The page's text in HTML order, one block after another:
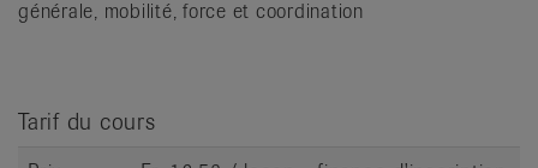
générale, mobilité, force et coordination
Tarif du cours